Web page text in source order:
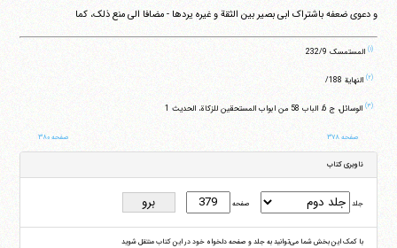
و دعوی ضعفه باشتراک ابی بصیر بین الثقة و غیره یردها - مضافا الی منع ذلک، کما
(۱) المستمسک 232/9
(۲) النهایة 188/
(۳) الوسائل، ج 6، الباب 58 من ابواب المستحقین للزکاة، الحدیث 1
صفحه ۳۷۸ صفحه ۳۸۰
ناوبری کتاب
جلد صفحه
با کمک این بخش شما می‌توانید به جلد و صفحه دلخواه خود در این کتاب منتقل شوید